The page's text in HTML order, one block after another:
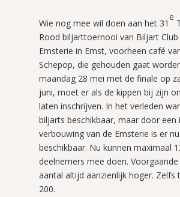
Wie nog mee wil doen aan het 31
e
Rood biljarttoernooi van Biljart
Emsterie in Emst, voorheen café
Schepop, die gehouden gaat
maandag 28 mei met de finale op
juni, moet er als de kippen bij zijn
laten inschrijven. In het verleden
biljarts beschikbaar, maar door een
verbouwing van de Emsterie is er
beschikbaar. Nu kunnen maximaal
deelnemers mee doen.
aantal altijd aanzienlijk hoger. Zelfs
200.